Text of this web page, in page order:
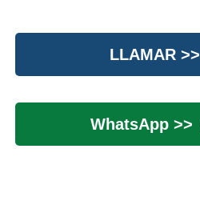
LLAMAR >>
WhatsApp >>